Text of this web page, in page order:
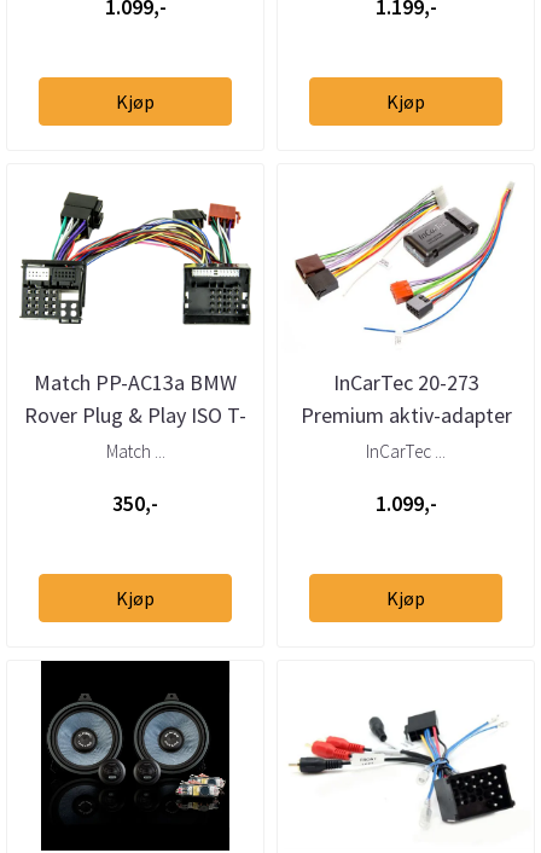
1.099,-
Kjøp
1.199,-
Kjøp
Match PP-AC13a BMW
Rover Plug & Play ISO T-
adapter 2001>
Match ...
350,-
Kjøp
InCarTec 20-273
Premium aktiv-adapter
universal ISO
InCarTec ...
1.099,-
Kjøp